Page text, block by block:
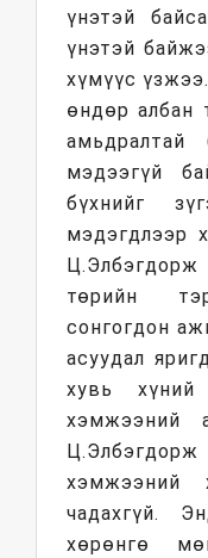
үнэтэй
үнэтэй
хүмүүс
өндөр албан
мэдээгүй
бүхнийг
мэдэгдлээр
төрийн
сонгогдон
асуудал
хувь
хэмжээний
хэмжээний
чадахгүй.
хөрөнгө